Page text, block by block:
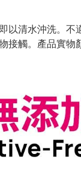
以清水沖洗。
接觸。產品實